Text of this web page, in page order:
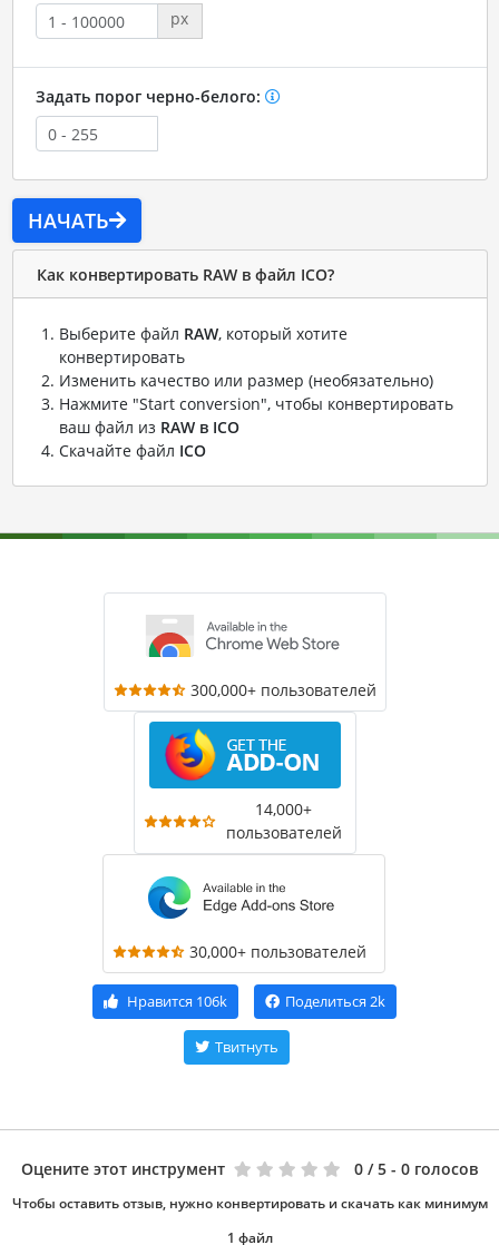
px
Задать порог черно-белого:
НАЧАТЬ
Как конвертировать RAW в файл ICO?
Выберите файл RAW, который хотите
конвертировать
Изменить качество или размер (необязательно)
Нажмите "Start conversion", чтобы конвертировать
ваш файл из RAW в ICO
Скачайте файл ICO
300,000+ пользователей
14,000+
пользователей
30,000+ пользователей
Нравится 106k Поделиться 2k
Твитнуть
Оцените этот инструмент 0 / 5 - 0 голосов
Чтобы оставить отзыв, нужно конвертировать и скачать как минимум
1 файл